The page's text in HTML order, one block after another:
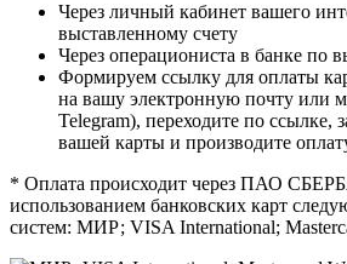
Через личный кабинет вашего
выставленному счету
Через операциониста в банке по
Формируем ссылку для оплаты
на вашу электронную почту или
Telegram), переходите по ссылке,
вашей карты и производите
* Оплата происходит через ПАО
использованием банковских карт
систем: МИР; VISA International;